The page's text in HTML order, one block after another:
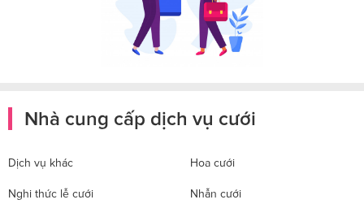
Nhà cung cấp dịch vụ cưới
Dịch vụ khác Hoa cưới
Nghi thức lễ cưới Nhẫn cưới